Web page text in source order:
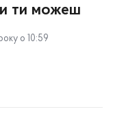
ти можеш
о 10:59